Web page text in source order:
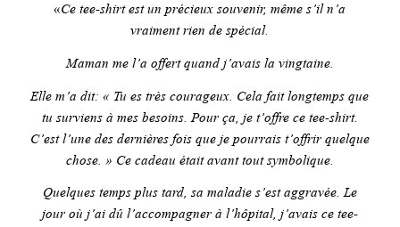
«Ce tee-shirt est un précieux souvenir, même s’il n’a
vraiment rien de spécial.
Maman me l’a offert quand j’avais la vingtaine.
Elle m’a dit: « Tu es très courageux. Cela fait longtemps que
tu surviens à mes besoins. Pour ça, je t’offre ce tee-shirt.
C’est l’une des dernières fois que je pourrais t’offrir quelque
chose. » Ce cadeau était avant tout symbolique.
Quelques temps plus tard, sa maladie s’est aggravée. Le
jour où j’ai dû l’accompagner à l’hôpital, j’avais ce tee-